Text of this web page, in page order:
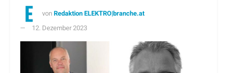
vonRedaktion ELEKTRO|branche.at
12. Dezember 2023